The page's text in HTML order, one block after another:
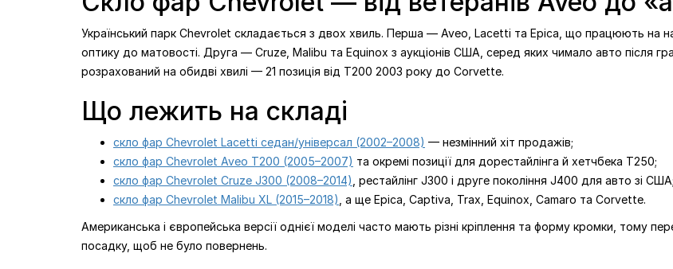
Український парк Chevrolet складається з двох хвиль. Перша — Aveo, Lacetti та Epica, що працюють на
оптику до матовості. Друга — Cruze, Malibu та Equinox з аукціонів США, серед яких чимало авто після
розрахований на обидві хвилі — 21 позиція від T200 2003 року до Corvette.
Що лежить на складі
скло фар Chevrolet Lacetti седан/універсал (2002–2008) — незмінний хіт продажів;
скло фар Chevrolet Aveo T200 (2005–2007) та окремі позиції для дорестайлінга й хетчбека T250;
скло фар Chevrolet Cruze J300 (2008–2014) , рестайлінг J300 і друге покоління J400 для авто зі США;
скло фар Chevrolet Malibu XL (2015–2018) , а ще Epica, Captiva, Trax, Equinox, Camaro та Corvette.
Американська і європейська версії однієї моделі часто мають різні кріплення та форму кромки, тому
посадку, щоб не було повернень.